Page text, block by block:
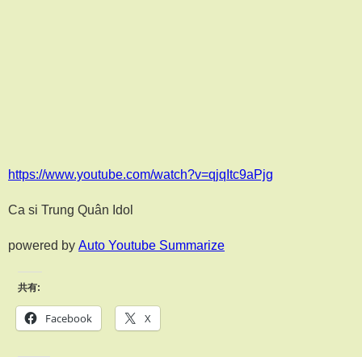
https://www.youtube.com/watch?v=qjqItc9aPjg
Ca si Trung Quân Idol
powered by Auto Youtube Summarize
共有:
Facebook X